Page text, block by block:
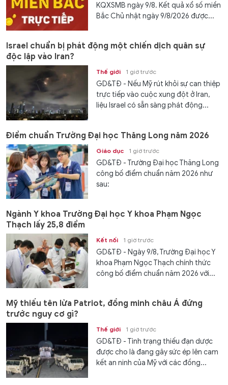
KQXSMB ngày 9/8. Kết quả xổ số miền
Bắc Chủ nhật ngày 9/8/2026 được...
Israel chuẩn bị phát động một chiến dịch quân sự
độc lập vào Iran?
Thế giới 1 giờ trước
GD&TĐ - Nếu Mỹ rút khỏi sự can thiệp
trực tiếp vào cuộc xung đột ở Iran,
liệu Israel có sẵn sàng phát động...
Điểm chuẩn Trường Đại học Thăng Long năm 2026
Giáo dục 1 giờ trước
GD&TĐ - Trường Đại học Thăng Long
công bố điểm chuẩn năm 2026 như
sau:
Ngành Y khoa Trường Đại học Y khoa Phạm Ngọc
Thạch lấy 25,8 điểm
Kết nối 1 giờ trước
GD&TĐ - Ngày 9/8, Trường Đại học Y
khoa Phạm Ngọc Thạch chính thức
công bố điểm chuẩn năm 2026 với...
Mỹ thiếu tên lửa Patriot, đồng minh châu Á đứng
trước nguy cơ gì?
Thế giới 1 giờ trước
GD&TĐ - Tình trạng thiếu đạn dược
được cho là đang gây sức ép lên cam
kết an ninh của Mỹ với các đồng...